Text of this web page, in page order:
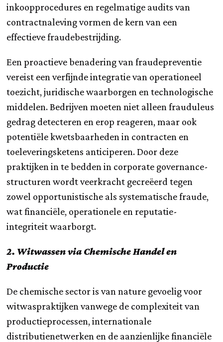
inkoopprocedures en regelmatige audits van
contractnaleving vormen de kern van een
effectieve fraudebestrijding.
Een proactieve benadering van fraudepreventie
vereist een verfijnde integratie van operationeel
toezicht, juridische waarborgen en technologische
middelen. Bedrijven moeten niet alleen frauduleus
gedrag detecteren en erop reageren, maar ook
potentiële kwetsbaarheden in contracten en
toeleveringsketens anticiperen. Door deze
praktijken in te bedden in corporate governance-
structuren wordt veerkracht gecreëerd tegen
zowel opportunistische als systematische fraude,
wat financiële, operationele en reputatie-
integriteit waarborgt.
2. Witwassen via Chemische Handel en
Productie
De chemische sector is van nature gevoelig voor
witwaspraktijken vanwege de complexiteit van
productieprocessen, internationale
distributienetwerken en de aanzienlijke financiële